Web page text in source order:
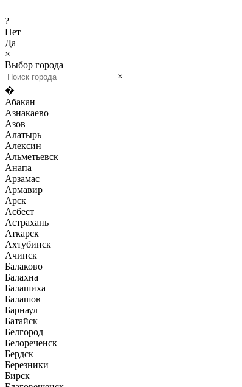
?
Нет
Да
×
Выбор города
×
�
Абакан
Азнакаево
Азов
Алатырь
Алексин
Альметьевск
Анапа
Арзамас
Армавир
Арск
Асбест
Астрахань
Аткарск
Ахтубинск
Ачинск
Балаково
Балахна
Балашиха
Балашов
Барнаул
Батайск
Белгород
Белореченск
Бердск
Березники
Бирск